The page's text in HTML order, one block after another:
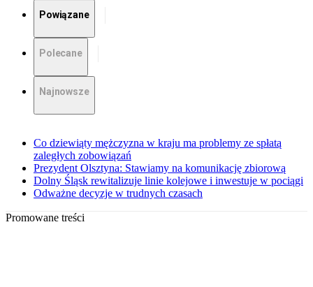
Powiązane
Polecane
Najnowsze
Co dziewiąty mężczyzna w kraju ma problemy ze spłatą
zaległych zobowiązań
Prezydent Olsztyna: Stawiamy na komunikację zbiorową
Dolny Śląsk rewitalizuje linie kolejowe i inwestuje w pociągi
Odważne decyzje w trudnych czasach
Promowane treści